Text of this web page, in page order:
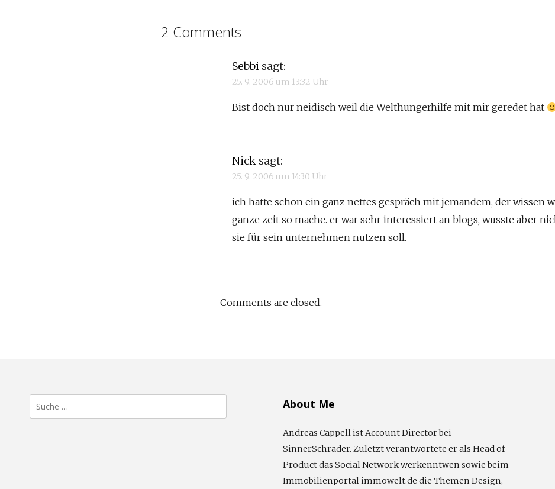
2 Comments
Sebbi sagt:
25. 9. 2006 um 13:32 Uhr
Bist doch nur neidisch weil die Welthungerhilfe mit mir geredet hat
Nick sagt:
25. 9. 2006 um 14:30 Uhr
ich hatte schon ein ganz nettes gespräch mit jemandem, der wissen
ganze zeit so mache. er war sehr interessiert an blogs, wusste aber
sie für sein unternehmen nutzen soll.
Comments are closed.
Suche
nach:
About Me
Andreas Cappell ist Account Director bei
SinnerSchrader. Zuletzt verantwortete er als Head of
Product das Social Network werkenntwen sowie beim
Immobilienportal immowelt.de die Themen Design,